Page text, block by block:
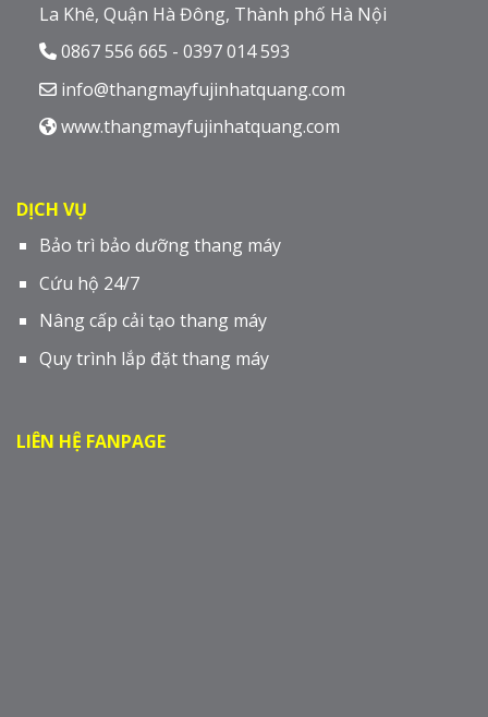
La Khê, Quận Hà Đông, Thành phố Hà Nội
0867 556 665 - 0397 014 593
info@thangmayfujinhatquang.com
www.thangmayfujinhatquang.com
DỊCH VỤ
Bảo trì bảo dưỡng thang máy
Cứu hộ 24/7
Nâng cấp cải tạo thang máy
Quy trình lắp đặt thang máy
LIÊN HỆ FANPAGE